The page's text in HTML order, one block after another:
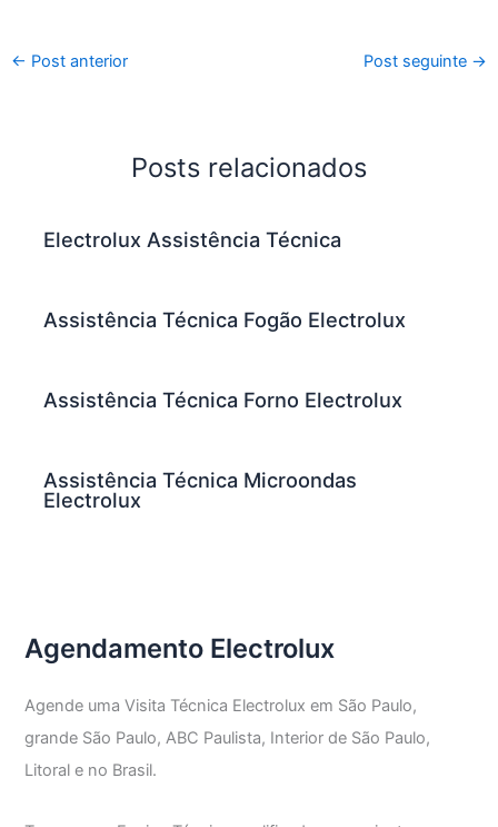
← Post anterior Post seguinte →
Posts relacionados
Electrolux Assistência Técnica
Assistência Técnica Fogão Electrolux
Assistência Técnica Forno Electrolux
Assistência Técnica Microondas
Electrolux
Agendamento Electrolux
Agende uma Visita Técnica Electrolux em São Paulo,
grande São Paulo, ABC Paulista, Interior de São Paulo,
Litoral e no Brasil.